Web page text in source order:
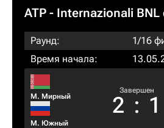
ATP - Internazionali BNL
Раунд:
1/16
Время начала:
М. Мирный
М. Южный
Завершен
2 : 1